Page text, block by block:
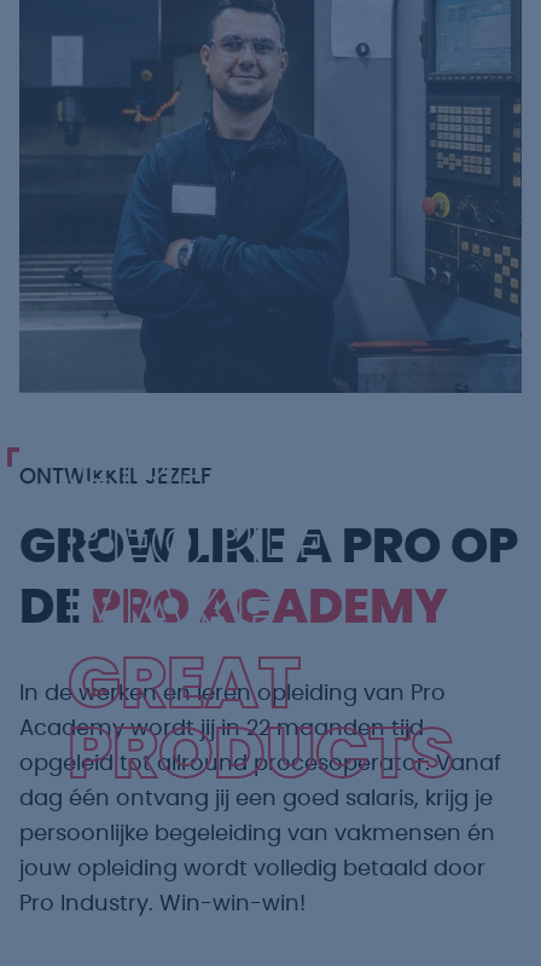
GREAT
PEOPLE
MAKE
GREAT
PRODUCTS
ONTWIKKEL JEZELF
GROW LIKE A PRO OP
DE PRO ACADEMY
In de werken en leren opleiding van Pro
Academy wordt jij in 22 maanden tijd
opgeleid tot allround procesoperator. Vanaf
dag één ontvang jij een goed salaris, krijg je
persoonlijke begeleiding van vakmensen én
jouw opleiding wordt volledig betaald door
Pro Industry. Win-win-win!